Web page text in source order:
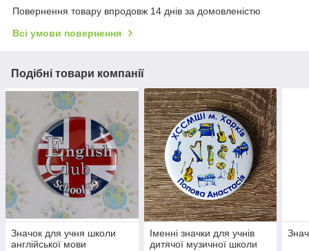
Повернення товару впродовж 14 днів за домовленістю
Всі умови повернення
Подібні товари компанії
Значок для учня школи
англійської мови
Іменні значки для учнів
дитячої музичної школи